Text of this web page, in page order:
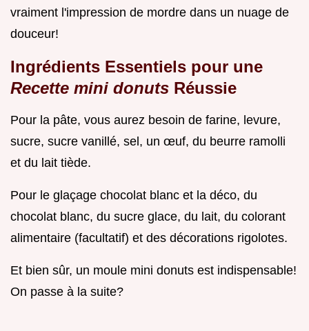
vraiment l'impression de mordre dans un nuage de
douceur!
Ingrédients Essentiels pour une
Recette mini donuts Réussie
Pour la pâte, vous aurez besoin de farine, levure,
sucre, sucre vanillé, sel, un œuf, du beurre ramolli
et du lait tiède.
Pour le glaçage chocolat blanc et la déco, du
chocolat blanc, du sucre glace, du lait, du colorant
alimentaire (facultatif) et des décorations rigolotes.
Et bien sûr, un moule mini donuts est indispensable!
On passe à la suite?